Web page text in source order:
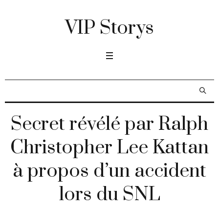
VIP Storys
Secret révélé par Ralph
Christopher Lee Kattan
à propos d’un accident
lors du SNL